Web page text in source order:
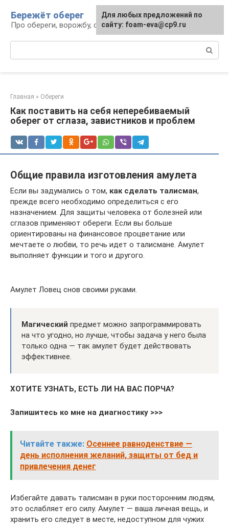
контенту
Бережёт оберег
Про обереги, ворожбу, сны и гадания
Главная » Обереги
Как поставить на себя неперебиваемый
оберег от сглаза, завистников и проблем
Общие правила изготовления амулета
Если вы задумались о том, как сделать талисман,
прежде всего необходимо определиться с его
назначением. Для защиты человека от болезней или
сглазов применяют обереги. Если вы больше
ориентированы на финансовое процветание или
мечтаете о любви, то речь идет о талисмане. Амулет
выполняет функции и того и другого.
Амулет Ловец снов своими руками.
Магический предмет можно запрограммировать
на что угодно, но лучше, чтобы задача у него была
только одна — так амулет будет действовать
эффективнее.
ХОТИТЕ УЗНАТЬ, ЕСТЬ ЛИ НА ВАС ПОРЧА?
Запишитесь ко мне на диагностику >>>
Читайте также: Осеннее равноденствие —
день исполнения желаний, защиты от бед и
привлечения денег
Избегайте давать талисман в руки посторонним людям,
это ослабляет его силу. Амулет — ваша личная вещь, и
хранить его следует в месте, недоступном для чужих
Для любых предложений по
сайту: foam-eva@cp9.ru